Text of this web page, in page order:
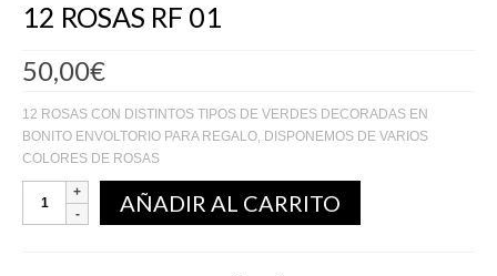
12 ROSAS RF 01
50,00€
12 ROSAS CON DISTINTOS TIPOS DE VERDES DECORADAS EN
BONITO ENVOLTORIO PARA REGALO, DISPONEMOS DE VARIOS
COLORES DE ROSAS
AÑADIR AL CARRITO